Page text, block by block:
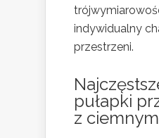
indywidualny
przestrzeni.
pułapki
z